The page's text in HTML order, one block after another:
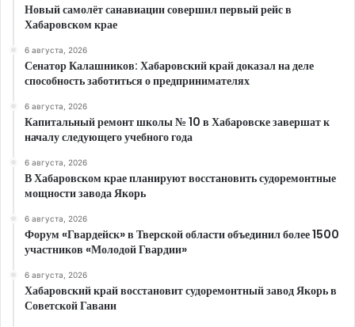
Новый самолёт санавиации совершил первый рейс в
Хабаровском крае
6 августа, 2026
Сенатор Калашников: Хабаровский край доказал на деле
способность заботиться о предпринимателях
6 августа, 2026
Капитальный ремонт школы № 10 в Хабаровске завершат к
началу следующего учебного года
6 августа, 2026
В Хабаровском крае планируют восстановить судоремонтные
мощности завода Якорь
6 августа, 2026
Форум «Гвардейск» в Тверской области объединил более 1500
участников «Молодой Гвардии»
6 августа, 2026
Хабаровский край восстановит судоремонтный завод Якорь в
Советской Гавани